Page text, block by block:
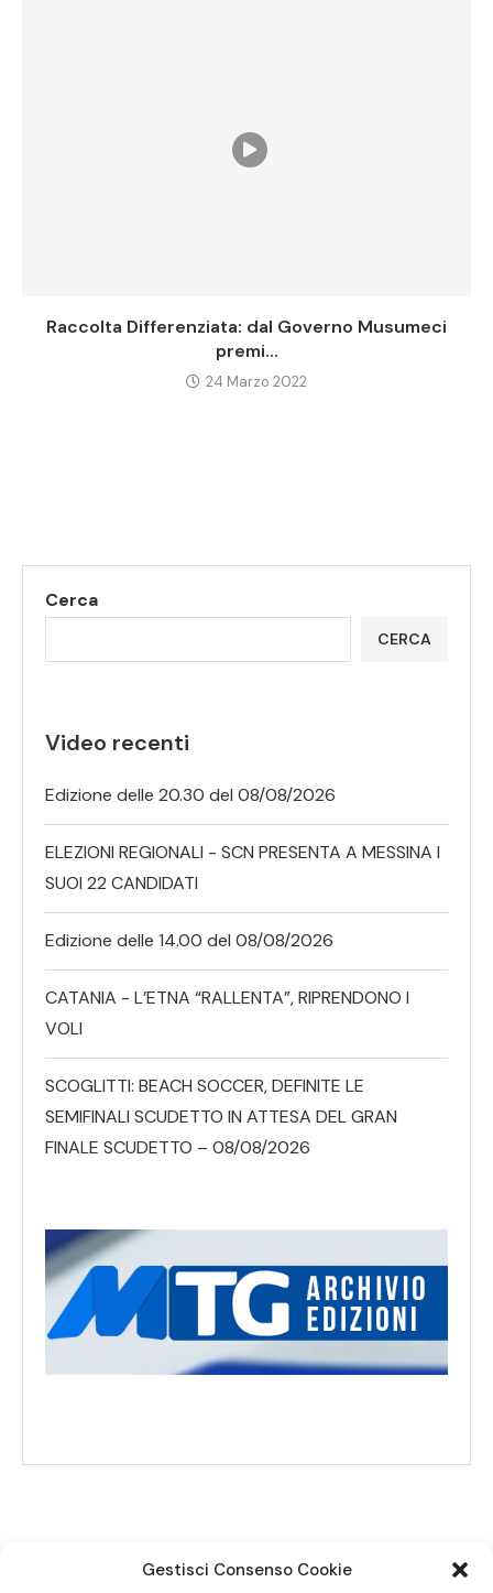
Gestisci Consenso Cookie
Raccolta Differenziata: dal Governo Musumeci
premi...
24 Marzo 2022
Cerca
CERCA
Video recenti
Edizione delle 20.30 del 08/08/2026
ELEZIONI REGIONALI - SCN PRESENTA A MESSINA I
SUOI 22 CANDIDATI
Edizione delle 14.00 del 08/08/2026
CATANIA - L’ETNA “RALLENTA”, RIPRENDONO I
VOLI
SCOGLITTI: BEACH SOCCER, DEFINITE LE
SEMIFINALI SCUDETTO IN ATTESA DEL GRAN
FINALE SCUDETTO – 08/08/2026